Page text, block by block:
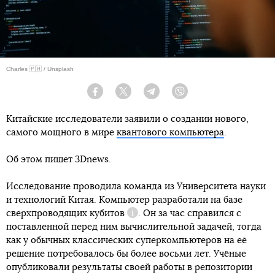
Charles 🇵🇭 / Unsplash
Facebook Twitter Telegram
Китайские исследователи заявили о создании нового,
самого мощного в мире квантового компьютера
Об этом пишет 3Dnews.
Исследование проводила команда из Университета науки
и технологий Китая. Компьютер разработали на базе
сверхпроводящих кубитов
Справка
. Он за час справился с
поставленной перед ним вычислительной задачей, тогда
как у обычных классических суперкомпьютеров на её
решение потребовалось бы более восьми лет. Учёные
опубликовали результаты своей работы в репозитории